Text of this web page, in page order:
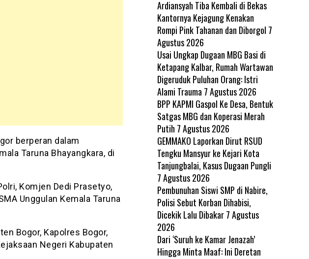
berperan dalam
Taruna Bhayangkara, di
Komjen Dedi Prasetyo,
Unggulan Kemala Taruna
Bogor, Kapolres Bogor,
Negeri Kabupaten
Ardiansyah Tiba Kembali di Bekas
Kantornya Kejagung Kenakan
Rompi Pink Tahanan dan Diborgol 7
Agustus 2026
Usai Ungkap Dugaan MBG Basi di
Ketapang Kalbar, Rumah Wartawan
Digeruduk Puluhan Orang: Istri
Alami Trauma 7 Agustus 2026
BPP KAPMI Gaspol Ke Desa, Bentuk
Satgas MBG dan Koperasi Merah
Putih 7 Agustus 2026
GEMMAKO Laporkan Dirut RSUD
Tengku Mansyur ke Kejari Kota
Tanjungbalai, Kasus Dugaan Pungli
7 Agustus 2026
Pembunuhan Siswi SMP di Nabire,
Polisi Sebut Korban Dihabisi,
Dicekik Lalu Dibakar 7 Agustus
2026
Dari ‘Suruh ke Kamar Jenazah’
Hingga Minta Maaf: Ini Deretan